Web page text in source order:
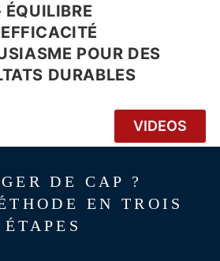
DE CAP ?
EN TROIS
ÉTAPES
ÉQUILIBRE
POUR DES
DURABLES
VIDEOS